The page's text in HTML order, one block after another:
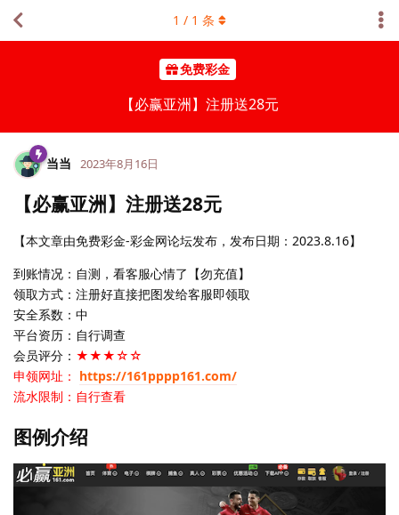
免费彩金
【必赢亚洲】注册送28元
1 / 1 条
当当 2023年8月16日
【必赢亚洲】注册送28元
【本文章由免费彩金-彩金网论坛发布，发布日期：2023.8.16】
到账情况：自测，看客服心情了【勿充值】
领取方式：注册好直接把图发给客服即领取
安全系数：中
平台资历：自行调查
会员评分： ★★★☆☆
申领网址： https://161pppp161.com/
流水限制：自行查看
图例介绍